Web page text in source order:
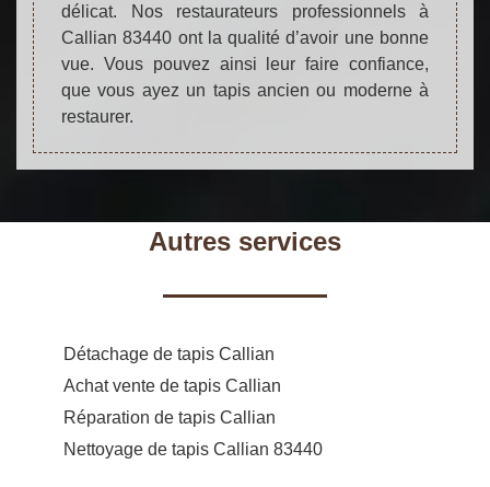
délicat. Nos restaurateurs professionnels à
Callian 83440 ont la qualité d’avoir une bonne
vue. Vous pouvez ainsi leur faire confiance,
que vous ayez un tapis ancien ou moderne à
restaurer.
Autres services
Détachage de tapis Callian
Achat vente de tapis Callian
Réparation de tapis Callian
Nettoyage de tapis Callian 83440